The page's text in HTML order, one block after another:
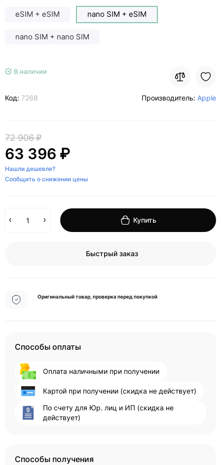
eSIM + eSIM nano SIM + eSIM
nano SIM + nano SIM
В наличии
Код: 7268 Производитель: Apple
72 906 ₽
63 396 ₽
Нашли дешевле?
Сообщить о снижении цены
Купить
Быстрый заказ
Оригинальный товар, проверка перед покупкой
Способы оплаты
Оплата наличными при получении
Картой при получении (скидка не действует)
По счету для Юр. лиц и ИП (скидка не
действует)
Способы получения